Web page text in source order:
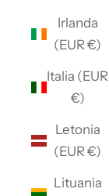
Irlanda
(EUR €)
Italia (EUR
€)
Letonia
(EUR €)
Lituania